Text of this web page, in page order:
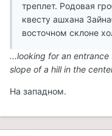
треплет. Родовая
квесту ашхана
восточном склоне
...looking for an
slope of a hill in the
На западном.